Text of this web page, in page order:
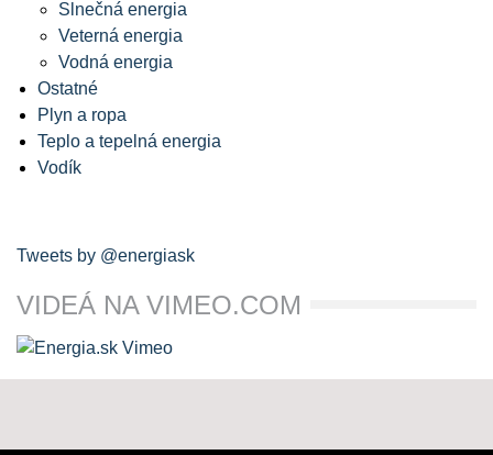
Slnečná energia
Veterná energia
Vodná energia
Ostatné
Plyn a ropa
Teplo a tepelná energia
Vodík
Tweets by @energiask
VIDEÁ NA VIMEO.COM